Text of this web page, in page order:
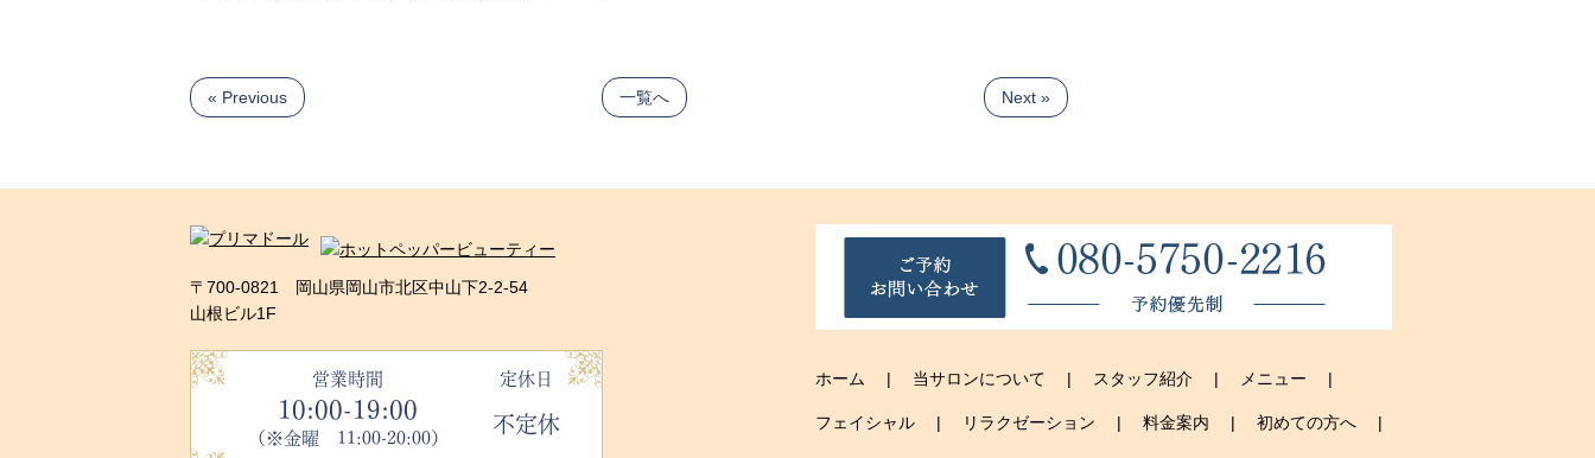
« Previous 一覧へ Next »
〒700-0821 岡山県岡山市北区中山下2-2-54
山根ビル1F
営業時間
10:00-19:00
（※金曜 11:00-20:00）
定休日
不定休
ホーム 当サロンについて スタッフ紹介 メニュー
フェイシャル リラクゼーション 料金案内 初めての方へ